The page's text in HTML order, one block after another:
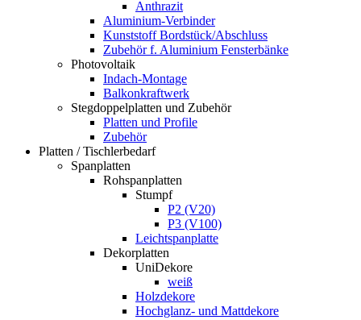
Anthrazit
Aluminium-Verbinder
Kunststoff Bordstück/Abschluss
Zubehör f. Aluminium Fensterbänke
Photovoltaik
Indach-Montage
Balkonkraftwerk
Stegdoppelplatten und Zubehör
Platten und Profile
Zubehör
Platten / Tischlerbedarf
Spanplatten
Rohspanplatten
Stumpf
P2 (V20)
P3 (V100)
Leichtspanplatte
Dekorplatten
UniDekore
weiß
Holzdekore
Hochglanz- und Mattdekore